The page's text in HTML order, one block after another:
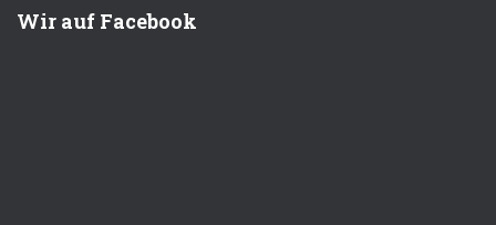
Wir auf Facebook